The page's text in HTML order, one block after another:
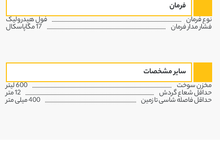
فرمان
نوع فرمان فول هیدرولیک
فشار مدار فرمان 17 مگاپاسکال
سایر مشخصات
مخزن سوخت 600 لیتر
حداقل شعاع گردش 12 متر
حداقل فاصله شاسی تا زمین 400 میلی متر